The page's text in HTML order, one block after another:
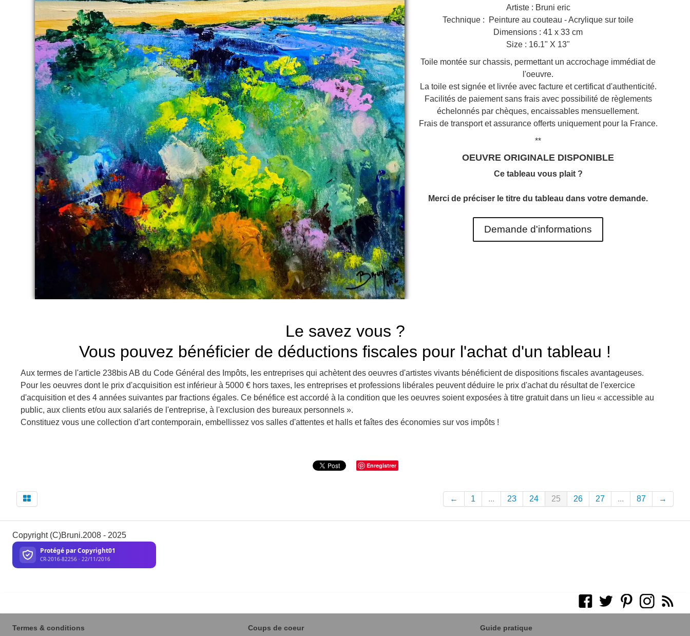
Artiste : Bruni eric
Technique : Peinture au couteau - Acrylique sur toile
Dimensions : 41 x 33 cm
Size : 16.1" X 13"
Toile montée sur chassis, permettant un accrochage immédiat de
l'oeuvre.
La toile est signée et livrée avec facture et certificat d'authenticité.
Facilités de paiement sans frais avec possibilité de règlements
échelonnés par chèques, encaissables mensuellement.
Frais de transport et assurance offerts uniquement pour la France.
**
OEUVRE ORIGINALE DISPONIBLE
Ce tableau vous plait ?
Merci de préciser le titre du tableau dans votre demande.
Demande d'informations
Le savez vous ?
Vous pouvez bénéficier de déductions fiscales pour l'achat d'un tableau !
Aux termes de l'article 238bis AB du Code Général des Impôts, les entreprises qui achètent des oeuvres d'artistes vivants bénéficient de dispositions fiscales avantageuses.
Pour les oeuvres dont le prix d'acquisition est inférieur à 5000 € hors taxes, les entreprises et professions libérales peuvent déduire le prix d'achat du résultat de l'exercice
d'acquisition et des 4 années suivantes par fractions égales. Ce bénéfice est accordé à la condition que les oeuvres soient exposées à titre gratuit dans un lieu « accessible au
public, aux clients et/ou aux salariés de l'entreprise, à l'exclusion des bureaux personnels ».
Constituez vous une collection d'art contemporain, embellissez vos salles d'attentes et halls et faîtes des économies sur vos impôts !
Enregistrer
← 1 ... 23 24 25 26 27 ... 87 →
Copyright (C)Bruni.2008 - 2025
Termes & conditions Coups de coeur Guide pratique